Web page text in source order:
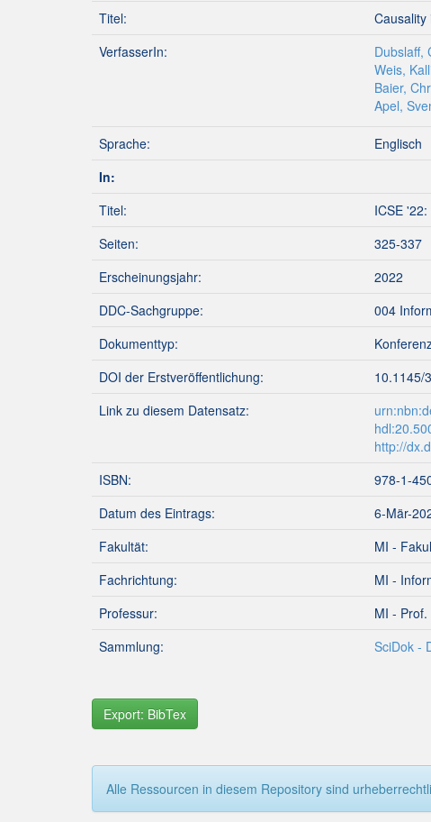
Titel:
VerfasserIn:
Dubslaff,
Weis,
Baier,
Apel,
Sprache:
Englisch
In:
Titel:
ICSE
Seiten:
325-337
Erscheinungsjahr:
2022
DDC-Sachgruppe:
004
Dokumenttyp:
DOI der Erstveröffentlichung:
10.1145/
Link zu diesem Datensatz:
http://
ISBN:
978-1-
Datum des Eintrags:
6-Mär-
Fakultät:
MI -
Fachrichtung:
MI -
Professur:
MI -
Sammlung:
SciDok -
Export: BibTex
Alle Ressourcen in diesem Repository sind